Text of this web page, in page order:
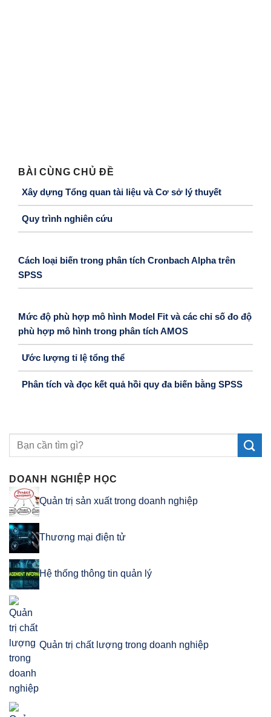
BÀI CÙNG CHỦ ĐỀ
Xây dựng Tổng quan tài liệu và Cơ sở lý thuyết
Quy trình nghiên cứu
Cách loại biến trong phân tích Cronbach Alpha trên
SPSS
Mức độ phù hợp mô hình Model Fit và các chỉ số đo độ
phù hợp mô hình trong phân tích AMOS
Ước lượng tỉ lệ tổng thể
Phân tích và đọc kết quả hồi quy đa biến bằng SPSS
DOANH NGHIỆP HỌC
Quản trị sản xuất trong doanh nghiệp
Thương mại điện tử
Hệ thống thông tin quản lý
Quản trị chất lượng trong doanh nghiệp